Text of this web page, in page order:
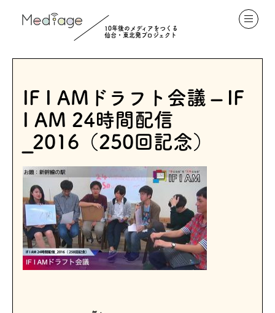
10年後のメディアをつくる
仙台・東北発プロジェクト
IF I AMドラフト会議 – IF
I AM 24時間配信
_2016（250回記念）